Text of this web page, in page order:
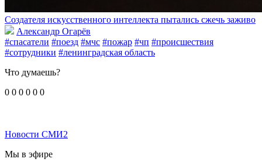
Создателя искусственного интеллекта пытались сжечь заживо
Александр Огарёв
#спасатели #поезд #мчс #пожар #чп #происшествия
#сотрудники #ленинградская область
Что думаешь?
0 0 0 0 0 0
Новости СМИ2
Мы в эфире